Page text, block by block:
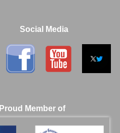
Social Media
Proud Member of